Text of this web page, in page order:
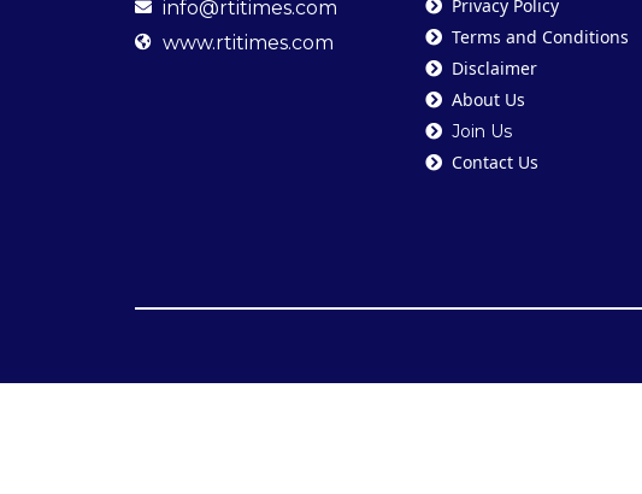
info@rtitimes.com
www.rtitimes.com
Privacy Policy
Terms and Conditions
Disclaimer
About Us
Join Us
Contact Us